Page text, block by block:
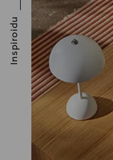
service@lekue.com
Avainsanat
Lékué, air fryer,
kypsennyskori,
lisätarvikkeet
Inspiroidu